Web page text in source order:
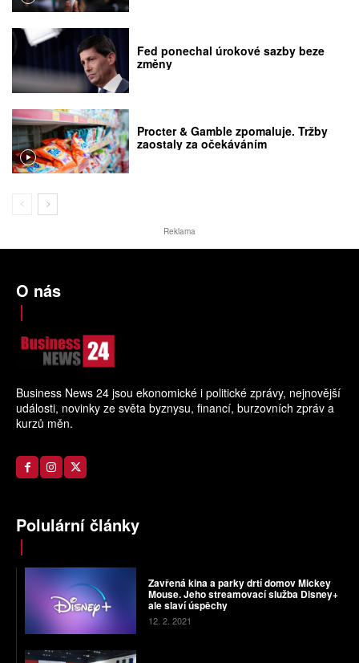
Fed ponechal úrokové sazby beze
změny
Procter & Gamble zpomaluje. Tržby
zaostaly za očekáváním
Reklama
O nás
Business News 24 jsou ekonomické i politické zprávy, nejnovější
události, novinky ze světa byznysu, financí, burzovních zpráv a
kurzů měn.
Polulární články
Zavřená kina a parky drtí domov Mickey
Mouse. Jeho streamovací služba Disney+
ale slaví úspěchy
12. 2. 2021